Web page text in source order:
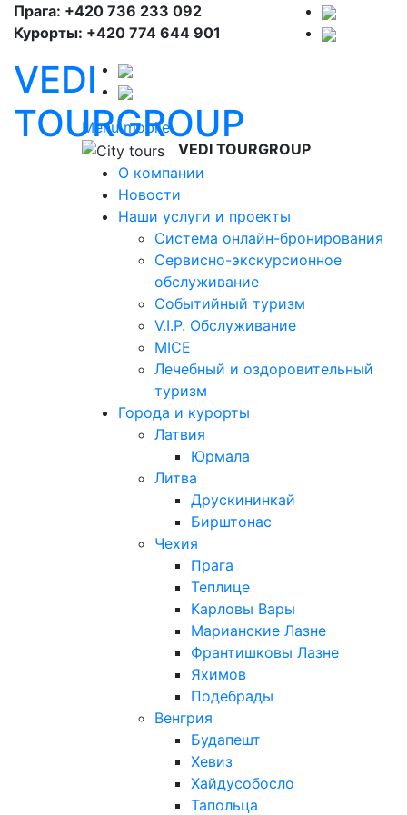
Прага: +420 736 233 092
Курорты: +420 774 644 901
VEDI
TOURGROUP
Menu mobile
VEDI TOURGROUP
О компании
Новости
Наши услуги и проекты
Система онлайн-бронирования
Сервисно-экскурсионное
обслуживание
Событийный туризм
V.I.P. Обслуживание
MICE
Лечебный и оздоровительный
туризм
Города и курорты
Латвия
Юрмала
Литва
Друскининкай
Бирштонас
Чехия
Прага
Теплице
Карловы Вары
Марианские Лазне
Франтишковы Лазне
Яхимов
Подебрады
Венгрия
Будапешт
Хевиз
Хайдусобосло
Тапольца